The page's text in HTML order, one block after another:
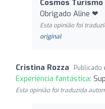
Cosmos Turismo
Obrigado Aline ❤
Esta opinião foi
original
Cristina Rozza Publicado
Experiência fantástica:
Esta opinião foi traduzida